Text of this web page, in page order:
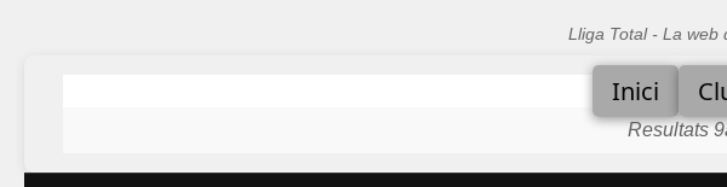
Lliga Total - La web
Inici
Resultats